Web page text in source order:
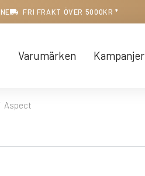
FRI FRAKT ÖVER 5000KR *
Varumärken Kampanjer
Aspect